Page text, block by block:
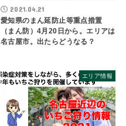
2021.04.21
愛知県のまん延防止等重点措置
（まん防）4月20日から。エリアは
名古屋市。出たらどうなる？
エリア情報